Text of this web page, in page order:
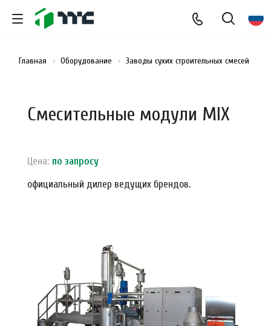
Главная Оборудование Заводы сухих строительных смесей
Смесительные модули MIX
Цена: по запросу
официальный дилер ведущих брендов.